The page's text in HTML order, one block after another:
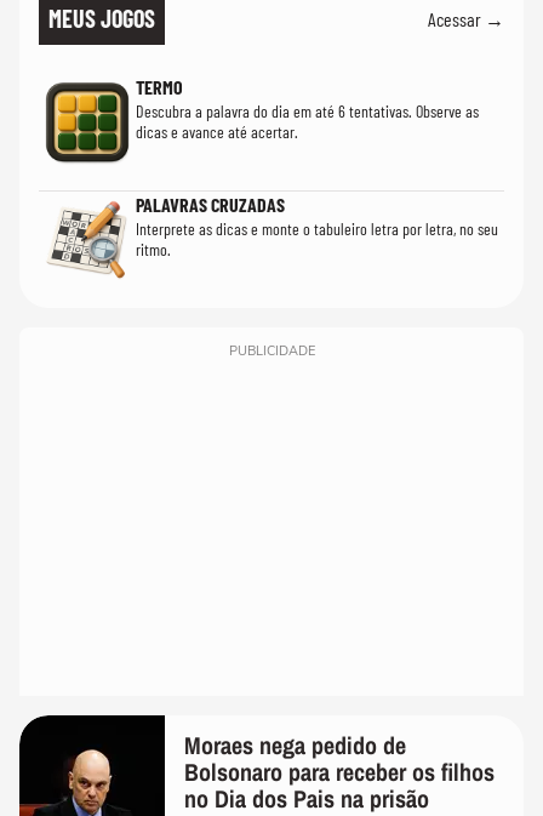
MEUS JOGOS Acessar →
TERMO
Descubra a palavra do dia em até 6 tentativas. Observe as
dicas e avance até acertar.
PALAVRAS CRUZADAS
Interprete as dicas e monte o tabuleiro letra por letra, no seu
ritmo.
PUBLICIDADE
Moraes nega pedido de
Bolsonaro para receber os filhos
no Dia dos Pais na prisão